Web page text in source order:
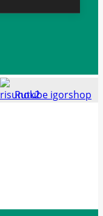
Rutube igorshop